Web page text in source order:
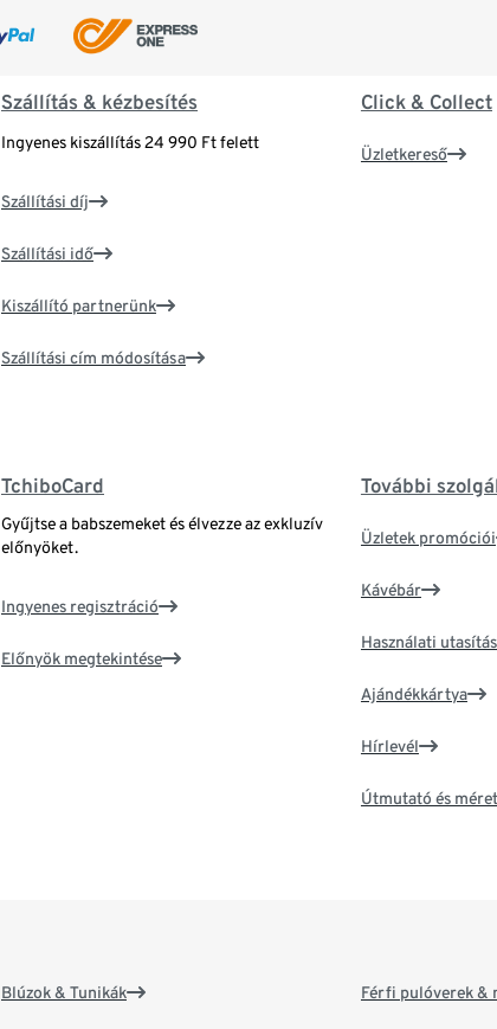
Szállítás & kézbesítés
Ingyenes kiszállítás 24 990 Ft felett
Szállítási díj
Szállítási idő
Kiszállító partnerünk
Szállítási cím módosítása
Click & Collect
Üzletkereső
TchiboCard
Gyűjtse a babszemeket és élvezze az exkluzív
előnyöket.
Ingyenes regisztráció
Előnyök megtekintése
További
Üzletek promóciói
Kávébár
Használati
Ajándékkártya
Hírlevél
Útmutató és
Blúzok & Tunikák Férfi pulóverek &